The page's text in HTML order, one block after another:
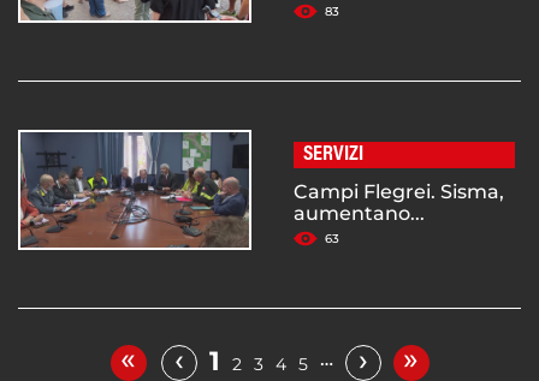
83
SERVIZI
Campi Flegrei. Sisma,
aumentano...
63
« ‹ 1 2 3 4 5 … › »